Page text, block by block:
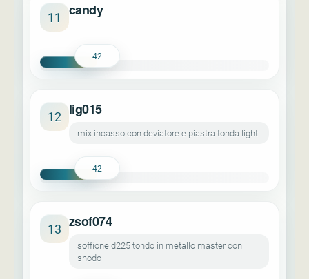
11 candy
42
12 lig015
mix incasso con deviatore e piastra tonda light
42
13 zsof074
soffione d225 tondo in metallo master con
snodo